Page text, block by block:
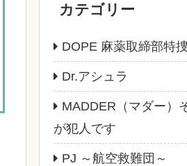
カテゴリー
DOPE 麻薬取締部特
Dr.アシュラ
MADDER（マダー）
が犯人です
PJ ～航空救難団～